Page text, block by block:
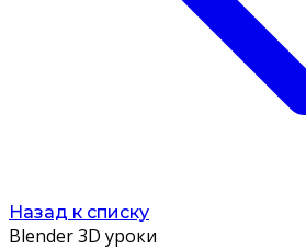
Назад к списку
Blender 3D уроки